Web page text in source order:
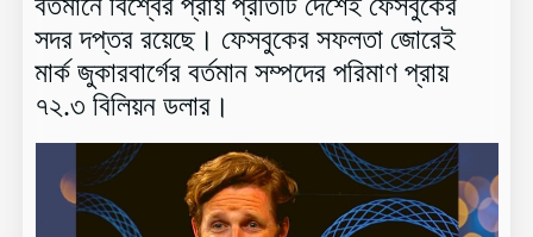
সদর দপ্তর রয়েছে। ফেসবুকের সফলতা জোরেই
মার্ক জুকারবার্গের বর্তমান সম্পদের পরিমাণ প্রায়
৭২.৩ বিলিয়ন ডলার।